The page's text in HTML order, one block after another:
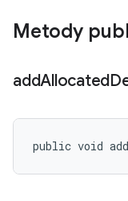
Metody
addAllocated
public void